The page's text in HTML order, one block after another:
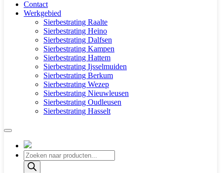
Contact
Werkgebied
Sierbestrating Raalte
Sierbestrating Heino
Sierbestrating Dalfsen
Sierbestrating Kampen
Sierbestrating Hattem
Sierbestrating Ijsselmuiden
Sierbestrating Berkum
Sierbestrating Wezep
Sierbestrating Nieuwleusen
Sierbestrating Oudleusen
Sierbestrating Hasselt
Producten
zoeken